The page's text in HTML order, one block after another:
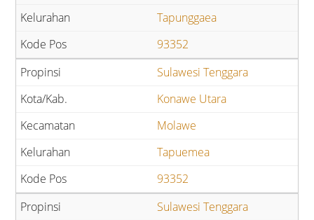
Tapunggaea
93352
Sulawesi Tenggara
Konawe Utara
Molawe
Tapuemea
93352
Sulawesi Tenggara